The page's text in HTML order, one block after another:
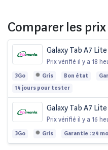
faites le choix intelligent pour
Comparer les prix
Galaxy Tab A7
Cellular, 3Go
état
Prix vérifié il y a 18
3Go Gris Bon état
14 jours pour tester
Galaxy Tab A7
Cellular, 3Go
Prix vérifié il y a 16
3Go Gris Garantie : 24